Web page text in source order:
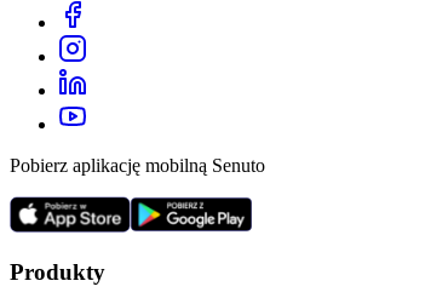
Pobierz aplikację mobilną Senuto
Produkty